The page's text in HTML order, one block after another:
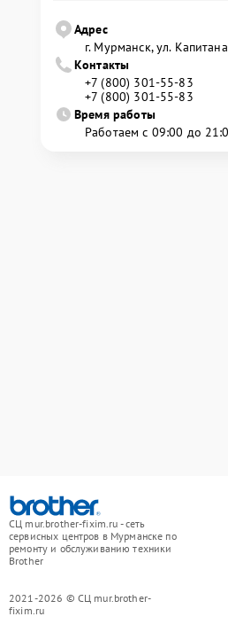
Адрес
г. Мурманск, ул.
Контакты
+7 (800) 301-55-83
+7 (800) 301-55-83
Время работы
Работаем с 09:00 до
СЦ mur.brother-fixim.ru - сеть
сервисных центров в Мурманске по
ремонту и обслуживанию техники
Brother
2021-2026 © СЦ mur.brother-
fixim.ru